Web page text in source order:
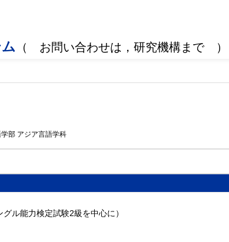
（ お問い合わせは，研究機構まで ）
部 アジア言語学科
ル能力検定試験2級を中心に）